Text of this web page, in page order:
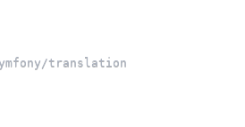
translation